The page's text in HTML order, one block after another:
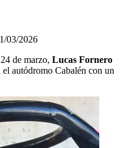
03/2026
de marzo, Lucas Fornero
el autódromo Cabalén con un